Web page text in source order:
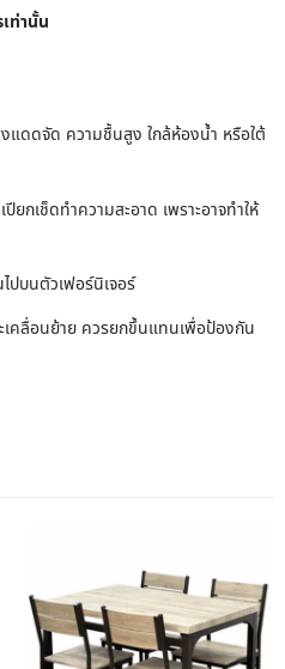
ท่านั้น
แดดจัด ความชื้นสูง ใกล้ห้องน้ำ หรือใต้
กเช็ดทำความสะอาด เพราะอาจทำให้
ปบนตัวเฟอร์นิเจอร์
คลื่อนย้าย ควรยกขึ้นแทนเพื่อป้องกัน